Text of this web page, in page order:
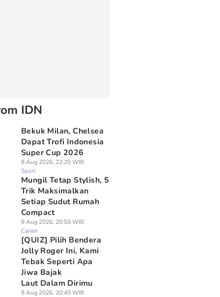
IDN
Bekuk Milan, Chelsea
Dapat Trofi Indonesia
Super Cup 2026
8 Aug 2026, 22:25 WIB
Sport
Mungil Tetap Stylish, 5
Trik Maksimalkan
Setiap Sudut Rumah
Compact
8 Aug 2026, 20:55 WIB
Career
[QUIZ] Pilih Bendera
Jolly Roger Ini, Kami
Tebak Seperti Apa
Jiwa Bajak
Laut Dalam Dirimu
8 Aug 2026, 20:45 WIB